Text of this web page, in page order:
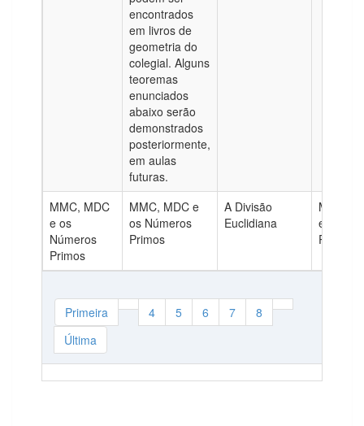
encontrados
em livros de
geometria do
colegial. Alguns
teoremas
enunciados
abaixo serão
demonstrados
posteriormente,
em aulas
futuras.
MMC, MDC
e os
Números
Primos
MMC, MDC e
os Números
Primos
A Divisão
Euclidiana
MDC,
e
Primos
Primeira 4 5 6 7
8
Última